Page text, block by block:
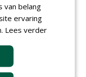
van belang
ervaring
Lees verder